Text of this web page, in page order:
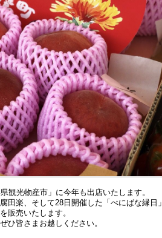
観光物産市」に今年も出店いたします。
田楽、そして28日開催した「べにばな縁日」
販売いたします。
ひ皆さまお越しください。